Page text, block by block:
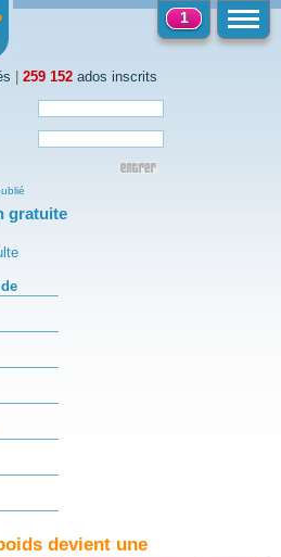
| 259 152 ados inscrits
1
gratuite
devient une